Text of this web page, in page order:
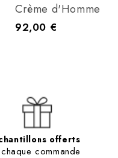
Crème d'Homme
92,00 €
Prix
offerts
commande